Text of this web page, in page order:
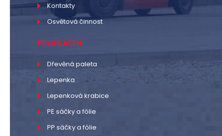
Kontakty
Osvětová činnost
PROHLÁŠENÍ
Dřevěná paleta
Lepenka
Lepenková krabice
PE sáčky a fólie
PP sáčky a fólie